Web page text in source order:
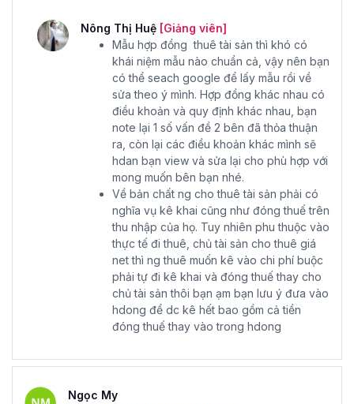
Nông Thị Huệ [Giảng viên]
Mẫu hợp đồng thuê tài sản thì khó có
khái niệm mẫu nào chuẩn cả, vậy nên bạn
có thể seach google để lấy mẫu rồi về
sửa theo ý mình. Hợp đồng khác nhau có
điều khoản và quy định khác nhau, bạn
note lại 1 số vấn đề 2 bên đã thỏa thuận
ra, còn lại các điều khoản khác mình sẽ
hdan bạn view và sửa lại cho phù hợp với
mong muốn bên bạn nhé.
Về bản chất ng cho thuê tài sản phải có
nghĩa vụ kê khai cũng như đóng thuế trên
thu nhập của họ. Tuy nhiên phu thuộc vào
thực tế đi thuê, chủ tài sản cho thuê giá
net thì ng thuê muốn kê vào chi phí buộc
phải tự đi kê khai và đóng thuế thay cho
chủ tài sản thôi bạn ạm bạn lưu ý đưa vào
hdong để dc kê hết bao gồm cả tiền
đóng thuế thay vào trong hdong
Ngọc My